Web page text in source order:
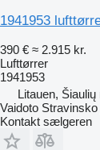
1941953
390 € ≈ 2.915 kr.
Lufttørrer
1941953
Litauen, Šiaulių
Vaidoto
Kontakt sælgeren